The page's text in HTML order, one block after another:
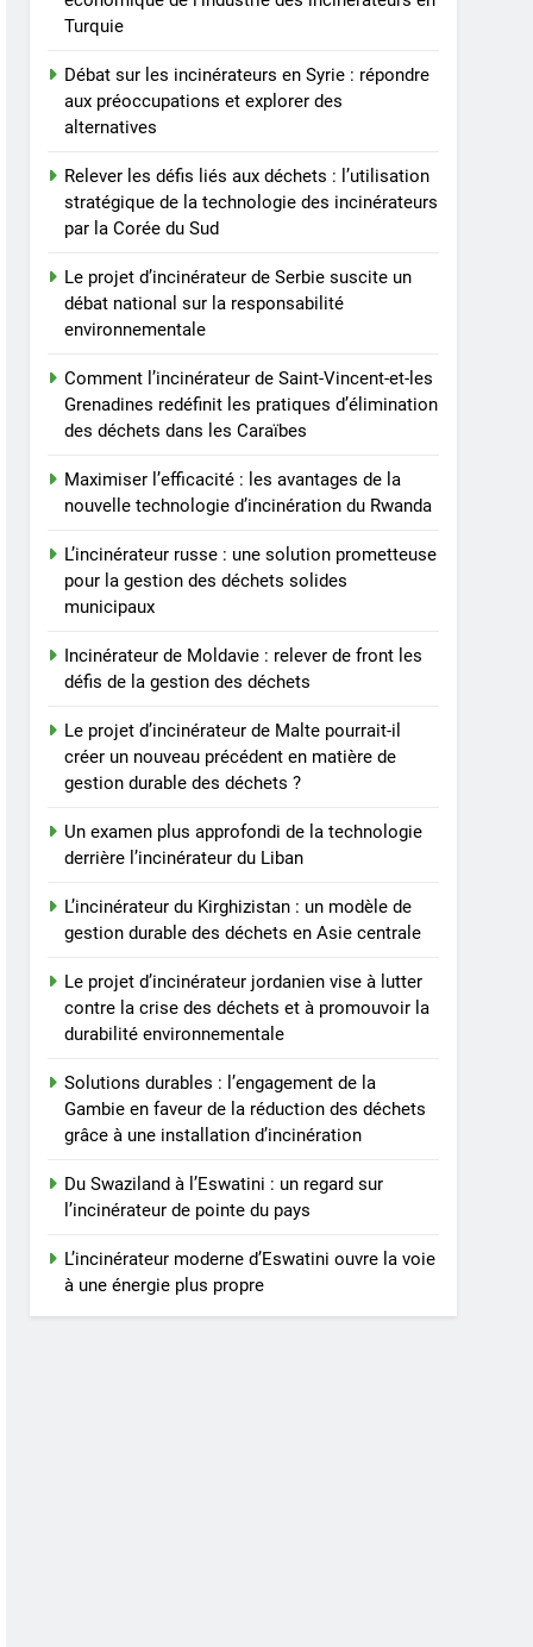
Saint-Vincent-et-les
pratiques d’élimination
des déchets dans les
6
technologie d’incinération
du Rwanda
AIO
7
solution prometteuse
pour la gestion des
déchets solides
municipaux
Incinérateur de Moldavie :
relever de front les défis
Turquie
Débat sur les incinérateurs en Syrie : répondre
aux préoccupations et explorer des
alternatives
Relever les défis liés aux déchets : l’utilisation
stratégique de la technologie des incinérateurs
par la Corée du Sud
Le projet d’incinérateur de Serbie suscite un
débat national sur la responsabilité
environnementale
Comment l’incinérateur de Saint-Vincent-et-les
Grenadines redéfinit les pratiques d’élimination
des déchets dans les Caraïbes
Maximiser l’efficacité : les avantages de la
nouvelle technologie d’incinération du Rwanda
L’incinérateur russe : une solution prometteuse
pour la gestion des déchets solides
municipaux
Incinérateur de Moldavie : relever de front les
défis de la gestion des déchets
Le projet d’incinérateur de Malte pourrait-il
créer un nouveau précédent en matière de
gestion durable des déchets ?
Un examen plus approfondi de la technologie
derrière l’incinérateur du Liban
L’incinérateur du Kirghizistan : un modèle de
gestion durable des déchets en Asie centrale
Le projet d’incinérateur jordanien vise à lutter
contre la crise des déchets et à promouvoir la
durabilité environnementale
Solutions durables : l’engagement de la
Gambie en faveur de la réduction des déchets
grâce à une installation d’incinération
Du Swaziland à l’Eswatini : un regard sur
l’incinérateur de pointe du pays
L’incinérateur moderne d’Eswatini ouvre la voie
à une énergie plus propre